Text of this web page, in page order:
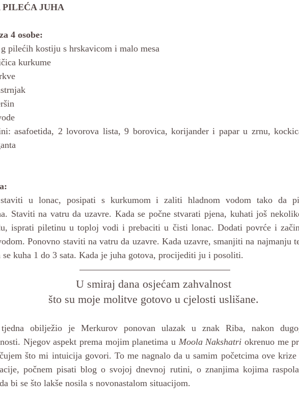
PILEĆA JUHA
4 osobe:
pilećih kostiju s hrskavicom i malo mesa
kurkume
asafoetida, 2 lovorova lista, 9 borovica, korijander i papar u zrnu,
u lonac, posipati s kurkumom i zaliti hladnom vodom tako da
Staviti na vatru da uzavre. Kada se počne stvarati pjena, kuhati još
isprati piletinu u toploj vodi i prebaciti u čisti lonac. Dodati povrće i
Ponovno staviti na vatru da uzavre. Kada uzavre, smanjiti na najmanju
se kuha 1 do 3 sata. Kada je juha gotova, procijediti ju i posoliti.
U smiraj dana osjećam zahvalnost
što su moje molitve gotovo u cjelosti uslišane.
tjedna obilježio je Merkurov ponovan ulazak u znak Riba, nakon
Njegov aspekt prema mojim planetima u Moola Nakshatri okrenuo me
što mi intuicija govori. To me nagnalo da u samim početcima ove krize
počnem pisati blog o svojoj dnevnoj rutini, o znanjima kojima
bi se što lakše nosila s novonastalom situacijom.